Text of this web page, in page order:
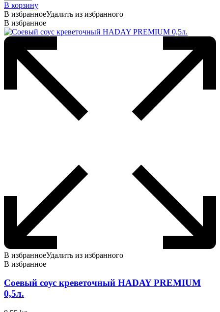
В корзину
В избранноеУдалить из избранного
В избранное
В избранноеУдалить из избранного
В избранное
Соевый соус креветочный HADAY PREMIUM
0,5л.